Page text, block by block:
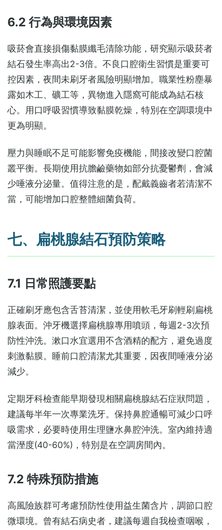
6.2 行為與環境因素
吸菸會直接損傷黏膜纖毛清除功能，研究顯示吸菸者
結石發生率高出2-3倍。不良口腔衛生習慣是重要可
控因素，夜間未刷牙者風險明顯增加。職業性粉塵暴
露如木工、礦工等，異物進入隱窩可能成為結石核
心。用口呼吸習慣導致黏膜乾燥，特別在空調環境中
更為明顯。
壓力與睡眠不足可能影響免疫機能，間接改變口腔菌
叢平衡。長期使用抗膽鹼藥物如部分抗憂鬱劑，會減
少唾液分泌量。值得注意的是，配戴義齒者若清潔不
當，可能增加口腔整體細菌負荷。
七、扁桃腺結石預防策略
7.1 日常照護要點
正確刷牙應包含舌苔清潔，並使用軟毛牙刷輕刷扁桃
腺表面。沖牙機選擇扁桃腺專用噴頭，每週2-3次預
防性沖洗。漱口水宜選用不含酒精的配方，避免過度
刺激黏膜。睡前口腔清潔尤其重要，因夜間唾液分泌
減少。
定期牙科檢查能早期發現相關扁桃腺結石症狀問題，
建議每半年一次專業洗牙。保持鼻腔通暢可減少口呼
吸需求，必要時使用生理鹽水鼻腔沖洗。室內維持適
當溼度(40-60%)，特別是在空調房間內。
7.2 特殊預防措施
高風險族群可考慮預防性使用益生菌含片，調節口腔
微環境。曾有結石病史者，建議每週自我檢查咽喉，